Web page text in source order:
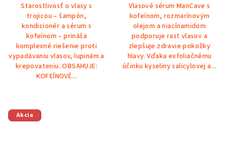
z
5
hviezdičiek.
Starostlivosť o vlasy s
trojicou – šampón,
kondicionér a sérum s
kofeínom – prináša
komplexné riešenie proti
vypadávaniu vlasov, lupinám a
krepovateniu. OBSAHUJE:
KOFEÍNOVÉ...
Vlasové sérum ManCave s
kofeínom, rozmarínovým
olejom a niacínamidom
podporuje rast vlasov a
zlepšuje zdravie pokožky
hlavy. Vďaka exfoliačnému
účinku kyseliny salicylovej a...
Akcia